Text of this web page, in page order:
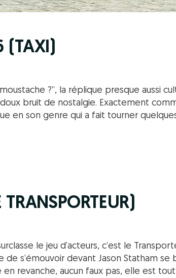
(TAXI)
?”, la réplique presque aussi
bruit de nostalgie. Exactement
en son genre qui a fait tourner
le jeu d’acteurs, c’est le
s’émouvoir devant Jason Statham
en revanche, aucun faux pas, elle est